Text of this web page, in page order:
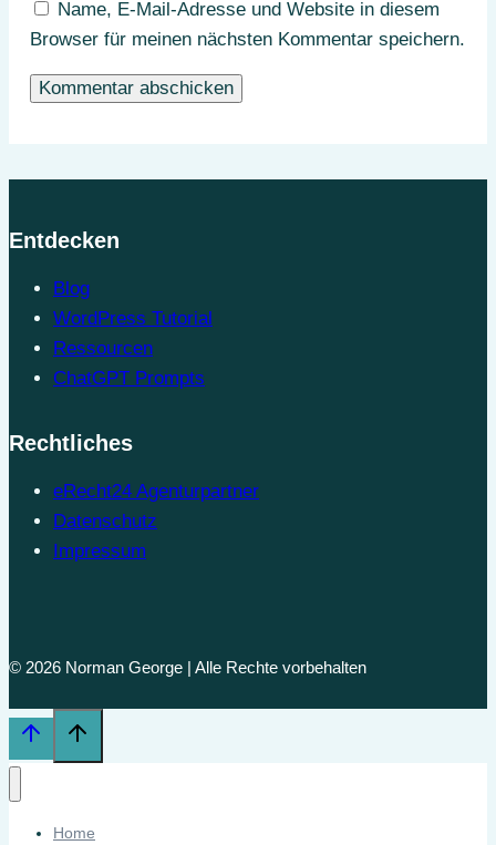
Name, E-Mail-Adresse und Website in diesem
Browser für meinen nächsten Kommentar speichern.
Entdecken
Blog
WordPress Tutorial
Ressourcen
ChatGPT Prompts
Rechtliches
eRecht24 Agenturpartner
Datenschutz
Impressum
© 2026 Norman George | Alle Rechte vorbehalten
Home